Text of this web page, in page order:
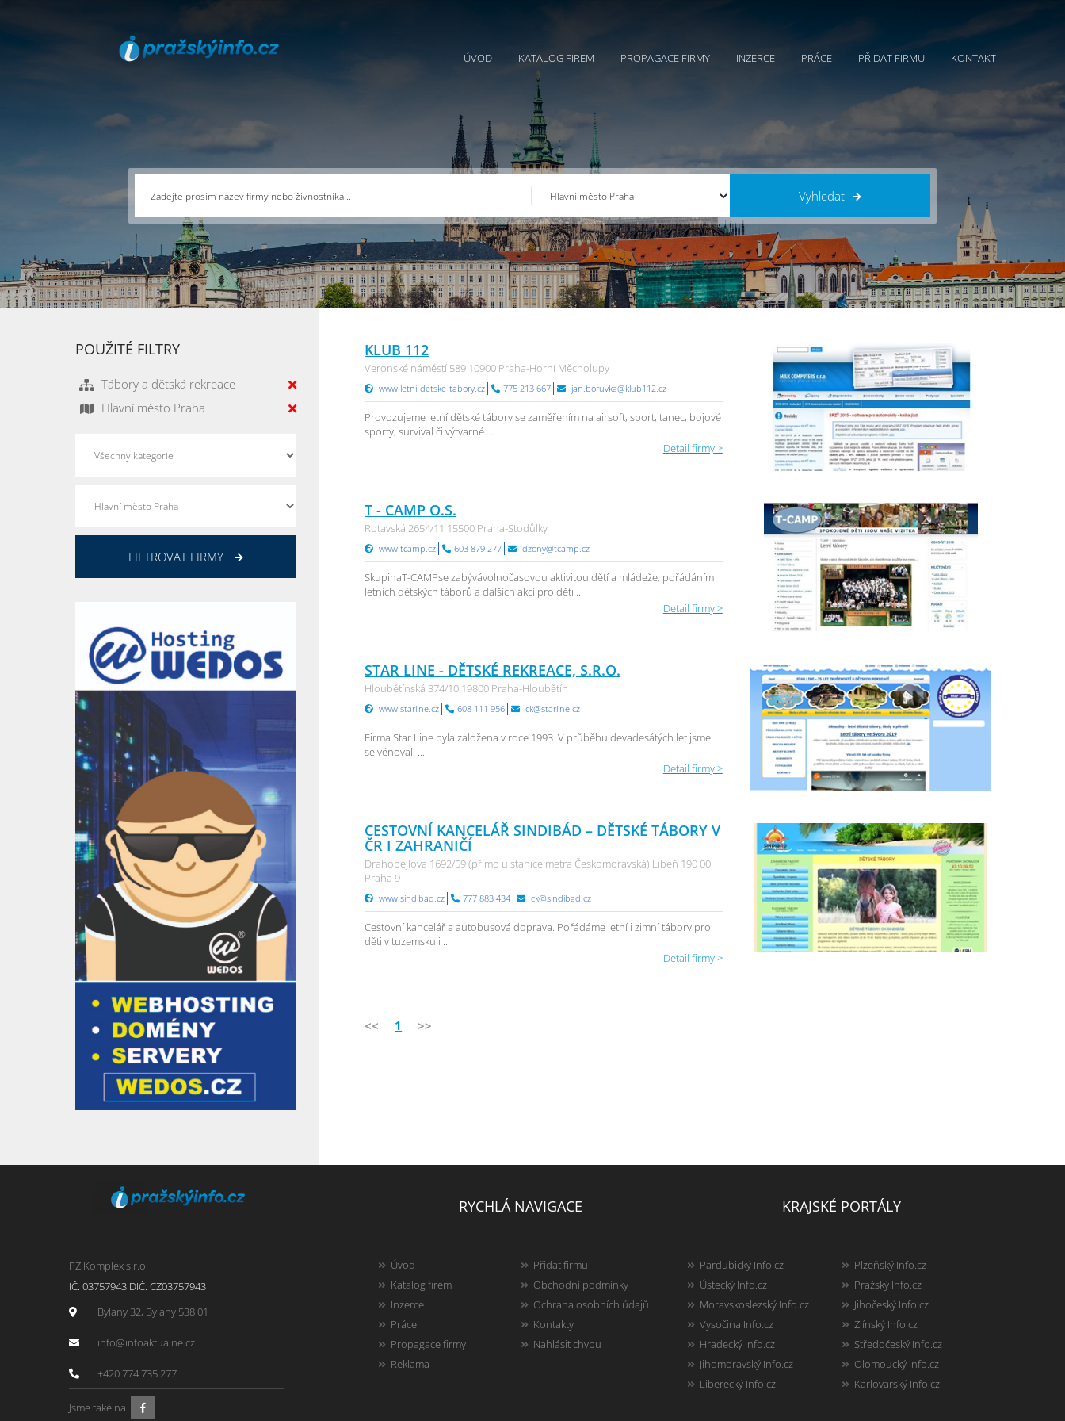
ÚVOD KATALOG FIREM PROPAGACE FIRMY INZERCE PRÁCE PŘIDAT FIRMU KONTAKT
Vyhledat
KLUB 112
Veronské náměstí 589 10900 Praha-Horní Měcholupy
www.letni-detske-tabory.cz 775 213 667 jan.boruvka@klub112.cz
Provozujeme letní dětské tábory se zaměřením na airsoft, sport, tanec, bojové
sporty, survival či výtvarné ...
Detail firmy >
T - CAMP O.S.
Rotavská 2654/11 15500 Praha-Stodůlky
www.tcamp.cz 603 879 277 dzony@tcamp.cz
SkupinaT-CAMPse zabývávolnočasovou aktivitou dětí a mládeže, pořádáním
letních dětských táborů a dalších akcí pro děti ...
Detail firmy >
STAR LINE - DĚTSKÉ REKREACE, S.R.O.
Hloubětínská 374/10 19800 Praha-Hloubětín
www.starline.cz 608 111 956 ck@starline.cz
Firma Star Line byla založena v roce 1993. V průběhu devadesátých let jsme
se věnovali ...
Detail firmy >
CESTOVNÍ KANCELÁŘ SINDIBÁD – DĚTSKÉ TÁBORY V
ČR I ZAHRANIČÍ
Drahobejlova 1692/59 (přímo u stanice metra Českomoravská) Libeň 190 00
Praha 9
www.sindibad.cz 777 883 434 ck@sindibad.cz
Cestovní kancelář a autobusová doprava. Pořádáme letní i zimní tábory pro
děti v tuzemsku i ...
Detail firmy >
<< 1 >>
POUŽITÉ FILTRY
Tábory a dětská rekreace
Hlavní město Praha
FILTROVAT FIRMY
PZ Komplex s.r.o.
IČ: 03757943 DIČ: CZ03757943
Bylany 32, Bylany 538 01
info@infoaktualne.cz
+420 774 735 277
Jsme také na
RYCHLÁ NAVIGACE
Úvod
Katalog firem
Inzerce
Práce
Propagace firmy
Reklama
Přidat firmu
Obchodní podmínky
Ochrana osobních údajů
Kontakty
Nahlásit chybu
KRAJSKÉ PORTÁLY
Pardubický Info.cz
Ústecký Info.cz
Moravskoslezský Info.cz
Vysočina Info.cz
Hradecký Info.cz
Jihomoravský Info.cz
Liberecký Info.cz
Plzeňský Info.cz
Pražský Info.cz
Jihočeský Info.cz
Zlínský Info.cz
Středočeský Info.cz
Olomoucký Info.cz
Karlovarský Info.cz